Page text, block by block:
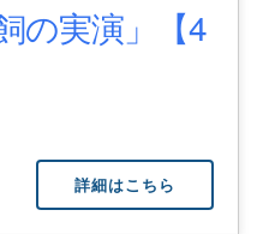
の実演」【4
詳細はこちら